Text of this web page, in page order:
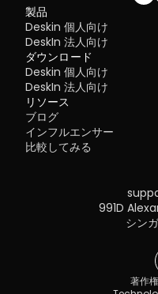
私たちのコミュニ
製品
Deskin 個人向け
DeskIn 法人向け
ダウンロード
Deskin 個人向け
DeskIn 法人向け
リソース
ブログ
インフルエンサー
比較してみる
991D
シン
著作